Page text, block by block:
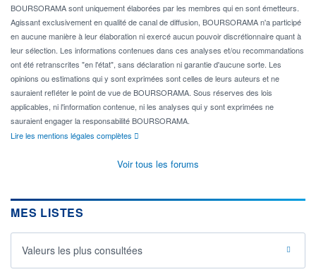
BOURSORAMA sont uniquement élaborées par les membres qui en sont émetteurs.
Agissant exclusivement en qualité de canal de diffusion, BOURSORAMA n'a participé
en aucune manière à leur élaboration ni exercé aucun pouvoir discrétionnaire quant à
leur sélection. Les informations contenues dans ces analyses et/ou recommandations
ont été retranscrites "en l'état", sans déclaration ni garantie d'aucune sorte. Les
opinions ou estimations qui y sont exprimées sont celles de leurs auteurs et ne
sauraient refléter le point de vue de BOURSORAMA. Sous réserves des lois
applicables, ni l'information contenue, ni les analyses qui y sont exprimées ne
sauraient engager la responsabilité BOURSORAMA.
Lire les mentions légales complètes
Voir tous les forums
MES LISTES
Valeurs les plus consultées